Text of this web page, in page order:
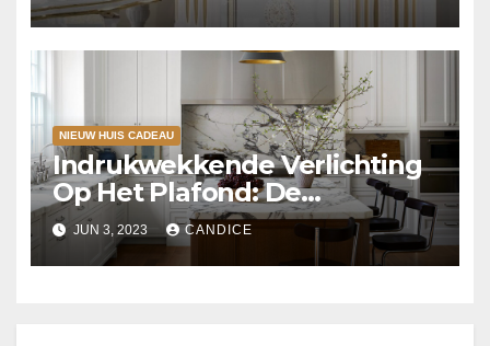
NIEUW HUIS CADEAU
Indrukwekkende Verlichting
Op Het Plafond: De
Voordelen Van Grote
Lampenarmaturen
JUN 3, 2023 CANDICE